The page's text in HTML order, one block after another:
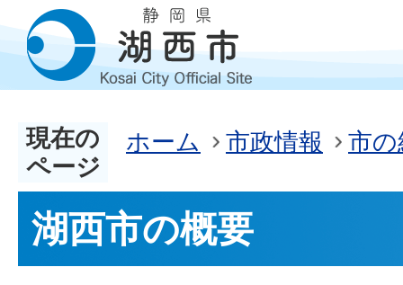
現在の
ページ
ホーム 市政情報 市
湖西市の概要